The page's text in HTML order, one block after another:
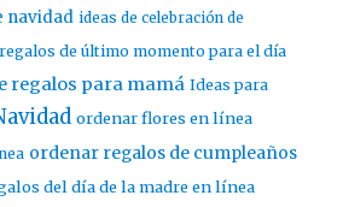
navidad ideas de celebración de
de último momento para el día
regalos para mamá Ideas para
ordenar flores en línea
ordenar regalos de cumpleaños
del día de la madre en línea